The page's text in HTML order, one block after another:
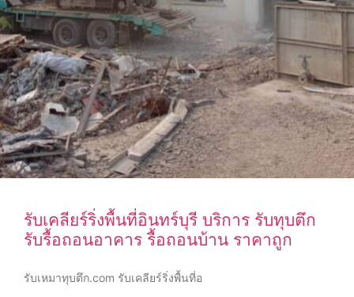
รับเคลียร์ริ่งพื้นที่อินทร์บุรี บริการ รับทุบตึก
รับรื้อถอนอาคาร รื้อถอนบ้าน ราคาถูก
รับเหมาทุบตึก.com รับเคลียร์ริ่งพื้นที่อ